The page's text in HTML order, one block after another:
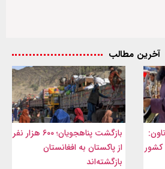
آخرین مطالب
کشور
بازگشت پناهجویان؛ ۶۰۰ هزار نفر
از پاکستان به افغانستان
بازگشته‌اند